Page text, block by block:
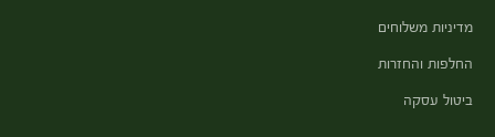
מדיניות משלוחים
החלפות והחזרות
ביטול עסקה